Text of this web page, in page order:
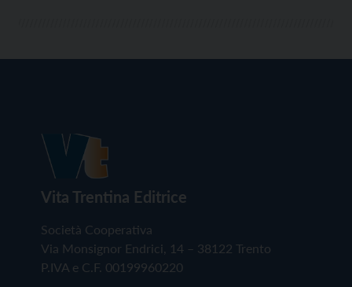
Vita Trentina Editrice
Società Cooperativa
Via Monsignor Endrici, 14 – 38122 Trento
P.IVA e C.F. 00199960220